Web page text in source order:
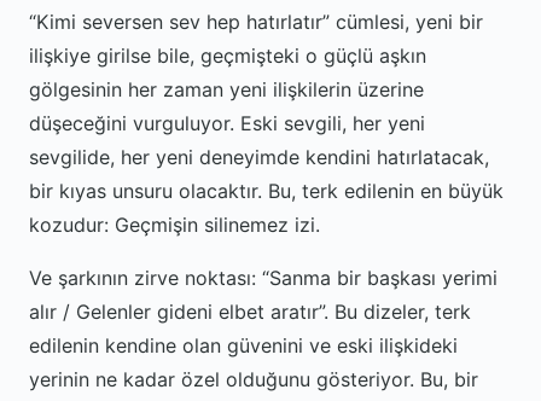
Kimi seversen sev hep hatırlatır cümlesi, yeni bir
ilişkiye girilse bile, geçmişteki o güçlü aşkın
gölgesinin her zaman yeni ilişkilerin üzerine
düşeceğini vurguluyor. Eski sevgili, her yeni
sevgilide, her yeni deneyimde kendini hatırlatacak,
bir kıyas unsuru olacaktır. Bu, terk edilenin en büyük
kozudur: Geçmişin silinemez izi.
Ve şarkının zirve noktası:
Sanma bir başkası yerimi
alır / Gelenler gideni elbet aratır . Bu dizeler, terk
edilenin kendine olan güvenini ve eski ilişkideki
yerinin ne kadar özel olduğunu gösteriyor. Bu, bir